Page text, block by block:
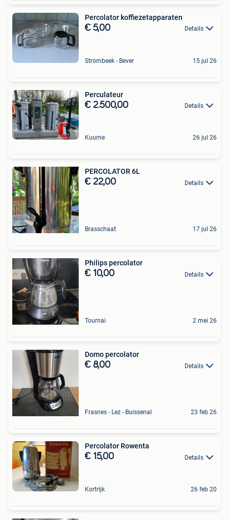
Percolator koffiezetapparaten
€ 5,00 Details
Strombeek - Bever 15 jul 26
Perculateur
€ 2.500,00 Details
Kuurne 26 jul 26
PERCOLATOR 6L
€ 22,00 Details
Brasschaat 17 jul 26
Philips percolator
€ 10,00 Details
Tournai 2 mei 26
Domo percolator
€ 8,00 Details
Frasnes - Lez - Buissenal 23 feb 26
Percolator Rowenta
€ 15,00 Details
Kortrijk 26 feb 20